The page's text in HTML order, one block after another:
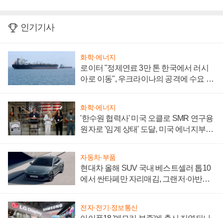
인기기사
화학·에너지
로이터 "정제연료 3만 톤 한국에서 러시
아로 이동", 우크라이나의 공격에 수요 늘
화학·에너지
'한수원 협력사' 미국 오클로 SMR 연구용
원자로 '임계 상태' 도달, 미국 에너지부
자동차·부품
현대차 올해 SUV 국내 베스트셀러 톱10
에서 싼타페만 자리매김, 그랜저·아반떼
전자·전기·정보통신